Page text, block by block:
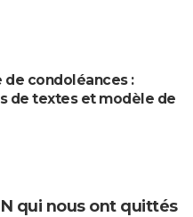
de condoléances :
de textes et modèle de
qui nous ont quittés